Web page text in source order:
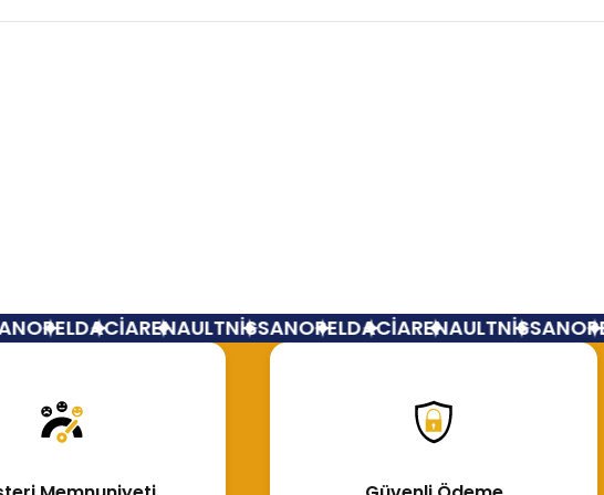
OPELDACİARENAULTNİSSANOPELDACİARENAULTNİSSANOPEL